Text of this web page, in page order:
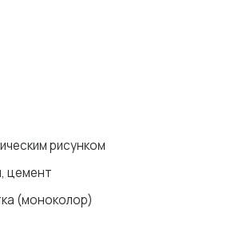
рисунком
цемент
(моноколор)